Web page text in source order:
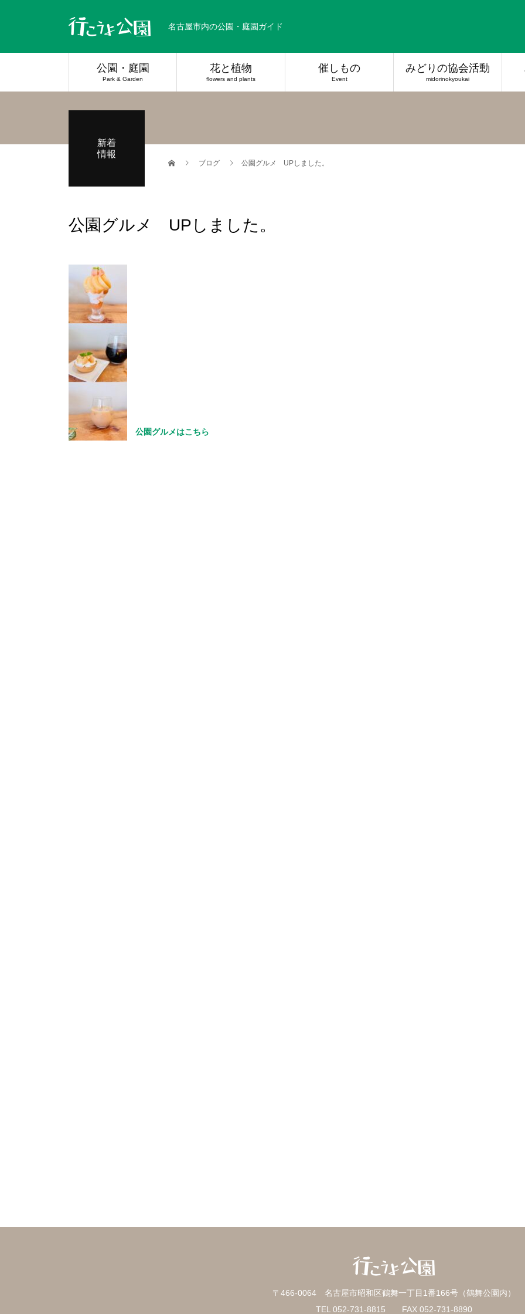
名古屋市内の公園・庭園ガイド
公園・庭園
Park & Garden
花と植物
flowers and plants
催しもの
Event
みどりの協会活動
midorinokyoukai
新着
情報
ブログ 公園グルメ UPしました。
公園グルメ UPしました。
公園グルメはこちら
〒466-0064 名古屋市昭和区鶴舞一丁目1番166号（鶴舞公園内）
TEL 052-731-8815 FAX 052-731-8890